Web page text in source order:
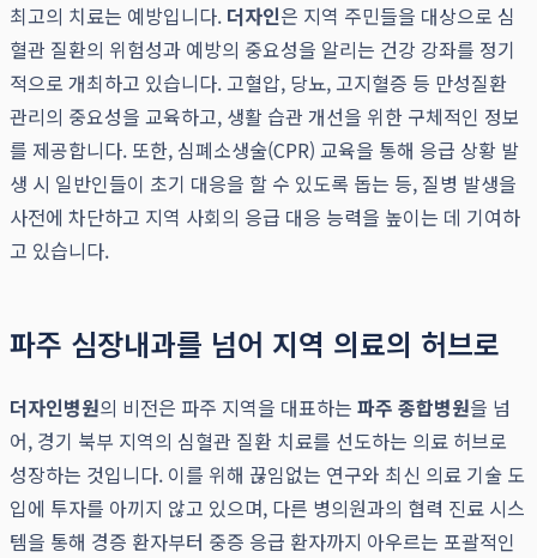
최고의 치료는 예방입니다. 더자인은 지역 주민들을 대상으로 심
혈관 질환의 위험성과 예방의 중요성을 알리는 건강 강좌를 정기
적으로 개최하고 있습니다. 고혈압, 당뇨, 고지혈증 등 만성질환
관리의 중요성을 교육하고, 생활 습관 개선을 위한 구체적인 정보
를 제공합니다. 또한, 심폐소생술(CPR) 교육을 통해 응급 상황 발
생 시 일반인들이 초기 대응을 할 수 있도록 돕는 등, 질병 발생을
사전에 차단하고 지역 사회의 응급 대응 능력을 높이는 데 기여하
고 있습니다.
파주 심장내과를 넘어 지역 의료의 허브로
더자인병원의 비전은 파주 지역을 대표하는 파주 종합병원을 넘
어, 경기 북부 지역의 심혈관 질환 치료를 선도하는 의료 허브로
성장하는 것입니다. 이를 위해 끊임없는 연구와 최신 의료 기술 도
입에 투자를 아끼지 않고 있으며, 다른 병의원과의 협력 진료 시스
템을 통해 경증 환자부터 중증 응급 환자까지 아우르는 포괄적인